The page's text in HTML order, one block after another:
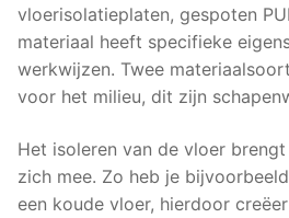
vloerisolatieplaten, gespoten
materiaal heeft specifieke
werkwijzen. Twee
voor het milieu, dit zijn
Het isoleren van de vloer
zich mee. Zo heb je
een koude vloer, hierdoor